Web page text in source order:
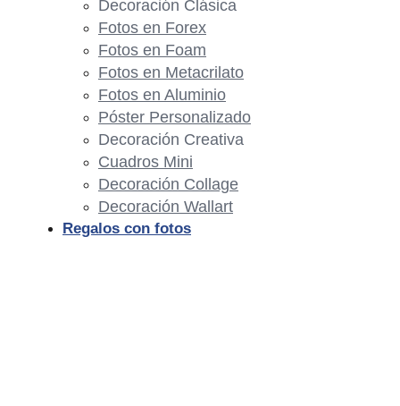
Decoración Clásica
Fotos en Forex
Fotos en Foam
Fotos en Metacrilato
Fotos en Aluminio
Póster Personalizado
Decoración Creativa
Cuadros Mini
Decoración Collage
Decoración Wallart
Regalos con fotos